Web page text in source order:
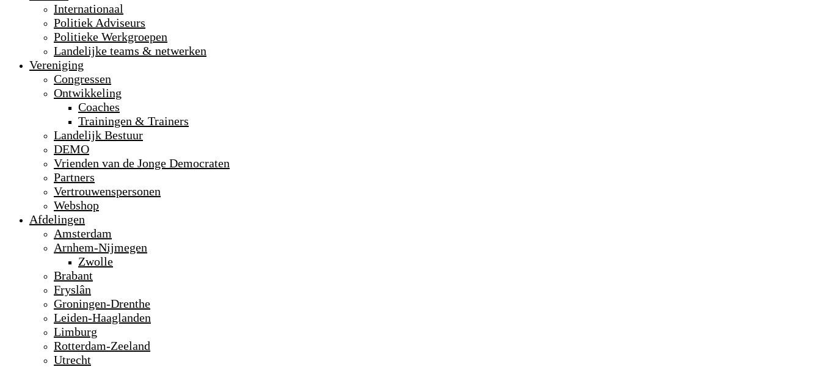
Internationaal
Politiek Adviseurs
Politieke Werkgroepen
Landelijke teams & netwerken
Vereniging
Congressen
Ontwikkeling
Coaches
Trainingen & Trainers
Landelijk Bestuur
DEMO
Vrienden van de Jonge Democraten
Partners
Vertrouwenspersonen
Webshop
Afdelingen
Amsterdam
Arnhem-Nijmegen
Zwolle
Brabant
Fryslân
Groningen-Drenthe
Leiden-Haaglanden
Limburg
Rotterdam-Zeeland
Utrecht